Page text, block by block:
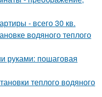
- всего 30 кв.
водяного теплого
руками: пошаговая
теплого водяного